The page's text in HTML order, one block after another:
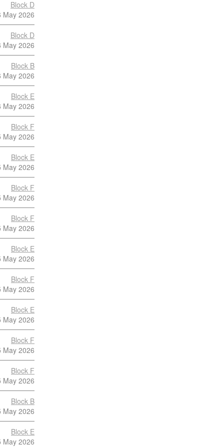
Block D
May 2026
Block D
May 2026
Block B
May 2026
Block E
May 2026
Block F
May 2026
Block E
May 2026
Block F
May 2026
Block F
May 2026
Block E
May 2026
Block F
May 2026
Block E
May 2026
Block F
May 2026
Block F
May 2026
Block B
May 2026
Block E
May 2026